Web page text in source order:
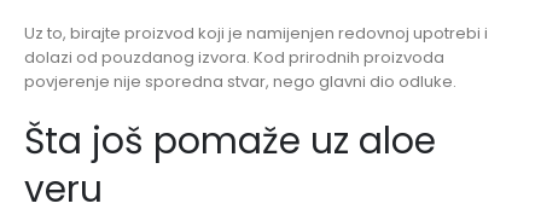
Uz to, birajte proizvod koji je namijenjen redovnoj upotrebi i
dolazi od pouzdanog izvora. Kod prirodnih proizvoda
povjerenje nije sporedna stvar, nego glavni dio odluke.
Šta još pomaže uz aloe
veru